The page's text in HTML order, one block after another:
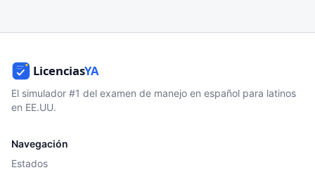
El simulador #1 del examen de manejo en español para latinos
en EE.UU.
Navegación
Estados